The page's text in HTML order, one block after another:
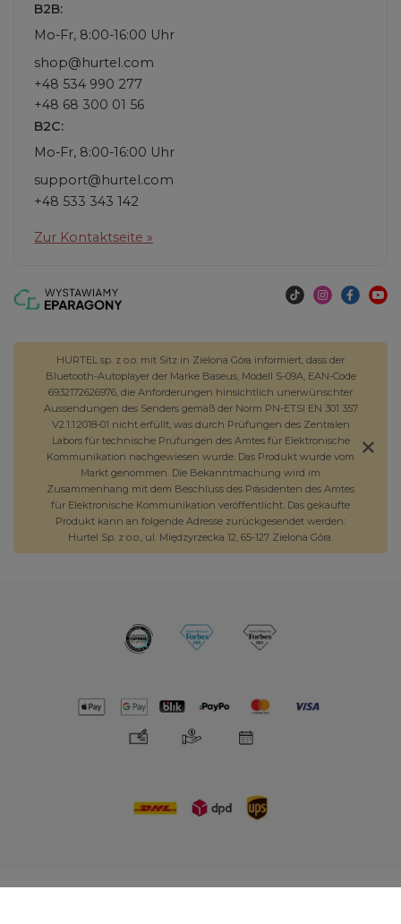
B2B:
Mo-Fr, 8:00-16:00 Uhr
shop@hurtel.com
+48 534 990 277
+48 68 300 01 56
B2C:
Mo-Fr, 8:00-16:00 Uhr
support@hurtel.com
+48 533 343 142
Zur Kontaktseite »
HURTEL sp. z o.o. mit Sitz in Zielona Góra informiert, dass der
Bluetooth-Autoplayer der Marke Baseus, Modell S-09A, EAN-Code
6932172626976, die Anforderungen hinsichtlich unerwünschter
Aussendungen des Senders gemäß der Norm PN-ETSI EN 301 357
V2.1.1:2018-01 nicht erfüllt, was durch Prüfungen des Zentralen
Labors für technische Prüfungen des Amtes für Elektronische
Kommunikation nachgewiesen wurde. Das Produkt wurde vom
Markt genommen. Die Bekanntmachung wird im
Zusammenhang mit dem Beschluss des Präsidenten des Amtes
für Elektronische Kommunikation veröffentlicht. Das gekaufte
Produkt kann an folgende Adresse zurückgesendet werden:
Hurtel Sp. z o.o., ul. Międzyrzecka 12, 65-127 Zielona Góra.